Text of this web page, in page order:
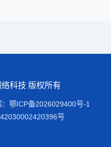
科技 版权所有
：鄂ICP备2026029400号-1
号